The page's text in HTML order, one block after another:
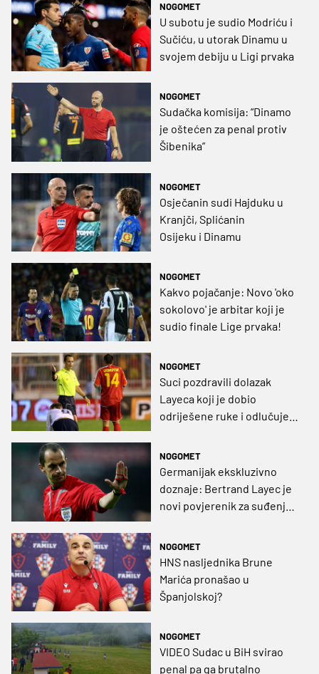
NOGOMET
U subotu je sudio Modriću i
Sučiću, u utorak Dinamu u
svojem debiju u Ligi prvaka
NOGOMET
Sudačka komisija: “Dinamo
je oštećen za penal protiv
Šibenika”
NOGOMET
Osječanin sudi Hajduku u
Kranjči, Splićanin
Osijeku i Dinamu
NOGOMET
Kakvo pojačanje: Novo 'oko
sokolovo' je arbitar koji je
sudio finale Lige prvaka!
NOGOMET
Suci pozdravili dolazak
Layeca koji je dobio
odriješene ruke i odlučuje o
NOGOMET
Germanijak ekskluzivno
doznaje: Bertrand Layec je
novi povjerenik za suđenje
NOGOMET
HNS nasljednika Brune
Marića pronašao u
Španjolskoj?
NOGOMET
VIDEO Sudac u BiH svirao
penal pa ga brutalno